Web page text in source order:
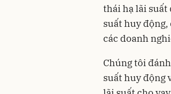
thái hạ lãi suất
suất huy
các doanh
Chúng tôi
suất huy động